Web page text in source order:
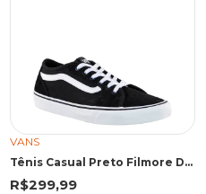
VANS
Tênis Casual Preto Filmore Decon | Vans
R$299,99